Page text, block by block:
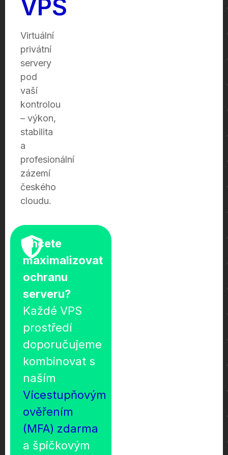
VPS
Virtuální
privátní
servery
pod
vaší
kontrolou
– výkon,
stabilita
a
profesionální
zázemí
českého
cloudu.
Chcete
maximalizovat
ochranu
serveru?
Každé VPS
prostředí
doporučujeme
kombinovat s
naším
Vícestupňovým
ověřením
(MFA) zdarma
a špičkovým